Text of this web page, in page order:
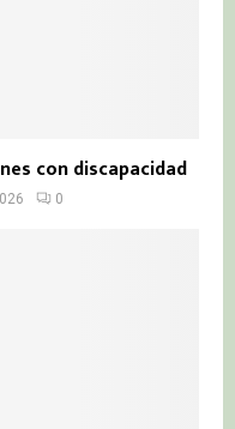
con discapacidad
0